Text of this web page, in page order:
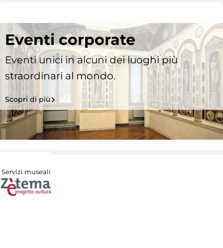
Eventi corporate
Eventi unici in alcuni dei luoghi più
straordinari al mondo.
Scopri di più
Servizi museali